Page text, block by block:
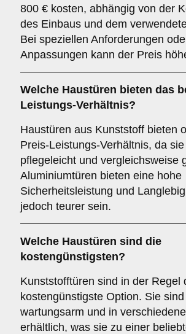
800 € kosten, abhängig von der
des Einbaus und dem
Bei speziellen Anforderungen
Anpassungen kann der Preis
Welche Haustüren bieten das
Leistungs-Verhältnis?
Haustüren aus Kunststoff bieten
Preis-Leistungs-Verhältnis, da
pflegeleicht und vergleichsweise
Aluminiumtüren bieten eine hohe
Sicherheitsleistung und
jedoch teurer sein.
Welche Haustüren sind die
kostengünstigsten?
Kunststofftüren sind in der Regel
kostengünstigste Option. Sie
wartungsarm und in
erhältlich, was sie zu einer